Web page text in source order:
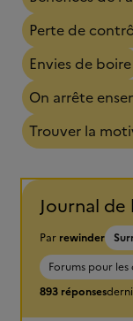
Perte de
Envies de boire
On arrête
Trouver la
Journal
Par rewinder
Forums pour
893 réponses